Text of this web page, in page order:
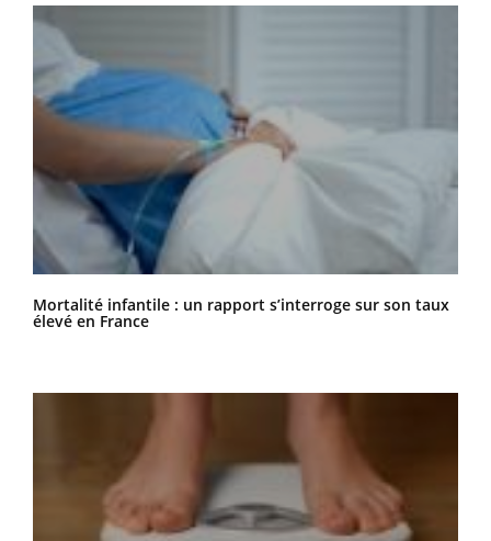
Mortalité infantile : un rapport s’interroge sur son taux
élevé en France